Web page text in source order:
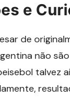
e
de
não
talvez